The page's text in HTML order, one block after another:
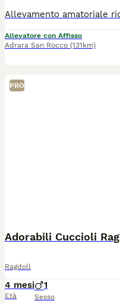
Allevatore con Affisso
Adrara San Rocco (131km)
PRO
Adorabili Cuccioli
Ragdoll
4 mesi
Età
1
Sesso